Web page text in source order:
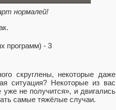
нормалей!
скруглены, некоторые даже
ситуация? Некоторые из вас
не получится», и двигались
самые тяжёлые случаи.